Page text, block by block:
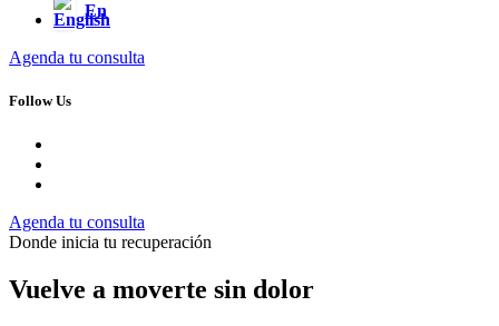
En
Agenda tu consulta
Follow Us
Agenda tu consulta
Donde inicia tu recuperación
Vuelve a moverte sin dolor